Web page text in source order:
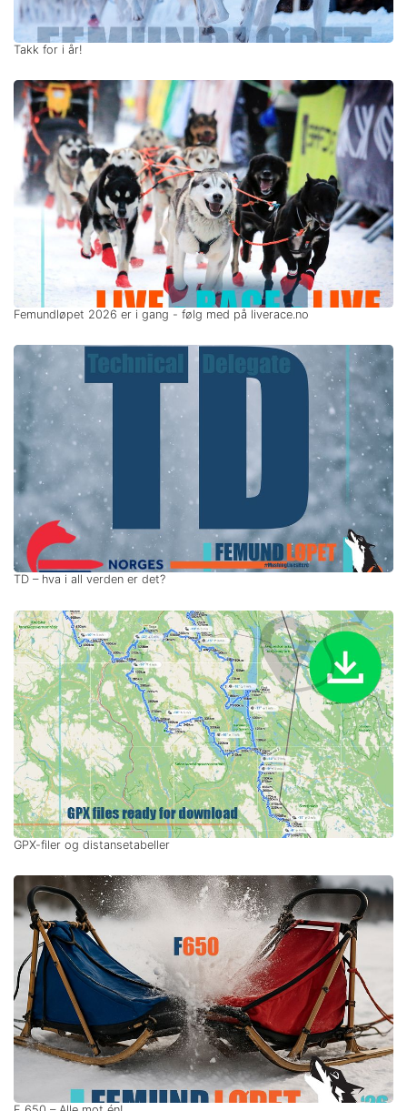
Takk for i år!
Femundløpet 2026 er i gang - følg med på liverace.no
TD – hva i all verden er det?
GPX-filer og distansetabeller